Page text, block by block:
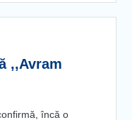
,,Avram
încă o